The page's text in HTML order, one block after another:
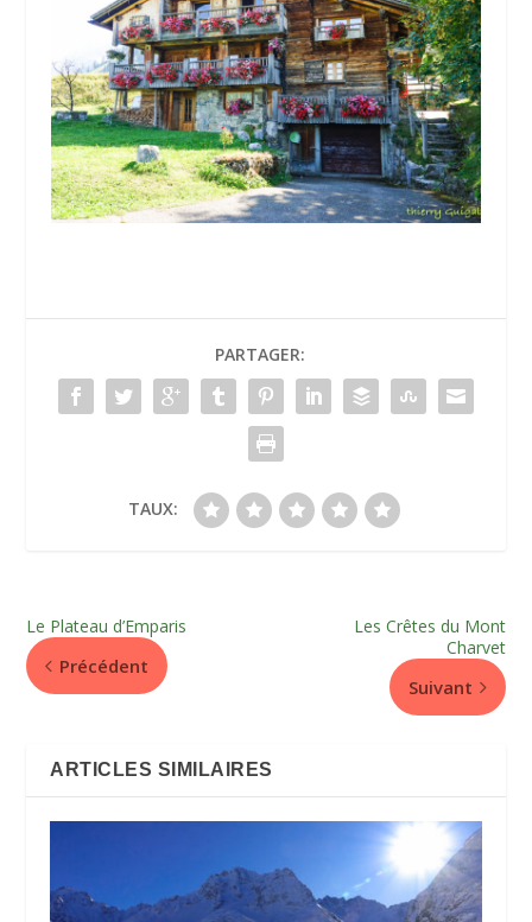
PARTAGER:
TAUX:
Le Plateau d’Emparis
Précédent
Les Crêtes du Mont
Charvet
Suivant
ARTICLES SIMILAIRES